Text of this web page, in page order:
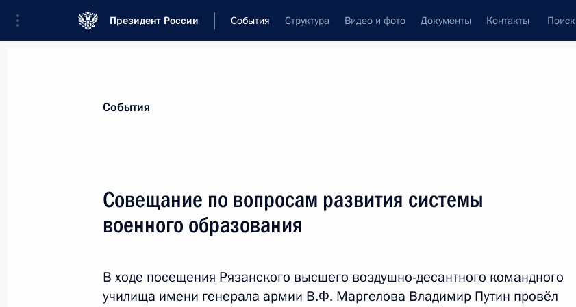
Президент России События Структура Видео и фото Документы Контакты Поиск
Новости
16 ноября 2013 года, суббота
в Сирию
16 ноября 2013 года, 16:00
События
Совещание по вопросам развития системы
военного образования
В ходе посещения Рязанского высшего воздушно-десантного командного
училища имени генерала армии В.Ф. Маргелова Владимир Путин провёл